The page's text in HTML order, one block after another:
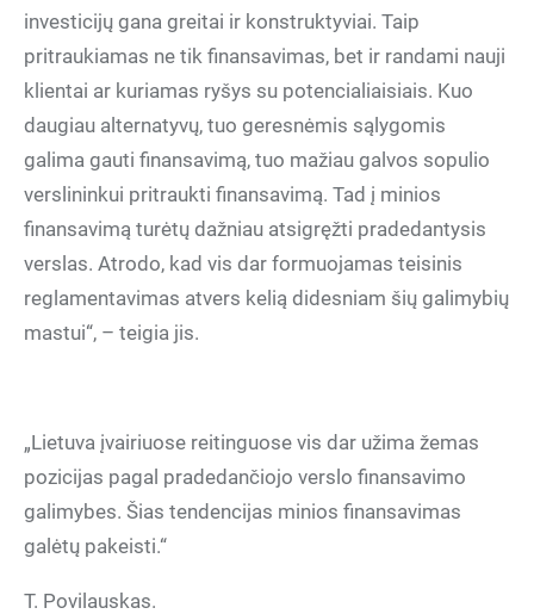
investicijų gana greitai ir konstruktyviai. Taip
pritraukiamas ne tik finansavimas, bet ir randami nauji
klientai ar kuriamas ryšys su potencialiaisiais. Kuo
daugiau alternatyvų, tuo geresnėmis sąlygomis
galima gauti finansavimą, tuo mažiau galvos sopulio
verslininkui pritraukti finansavimą. Tad į minios
finansavimą turėtų dažniau atsigręžti pradedantysis
verslas. Atrodo, kad vis dar formuojamas teisinis
reglamentavimas atvers kelią didesniam šių galimybių
mastui“, – teigia jis.
„Lietuva įvairiuose reitinguose vis dar užima žemas
pozicijas pagal pradedančiojo verslo finansavimo
galimybes. Šias tendencijas minios finansavimas
galėtų pakeisti.“
T. Povilauskas.